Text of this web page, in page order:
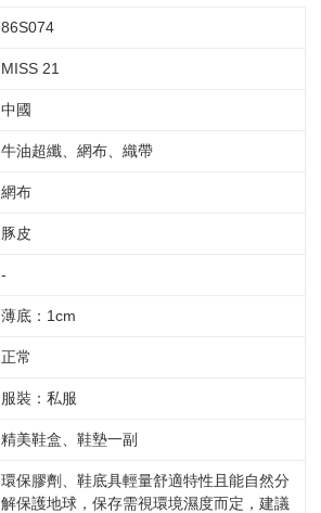
86S074
MISS 21
中國
牛油超纖、網布、織帶
網布
豚皮
-
薄底：1cm
正常
服裝：私服
精美鞋盒、鞋墊一副
環保膠劑、鞋底具輕量舒適特性且能自然分
解保護地球，保存需視環境濕度而定，建議